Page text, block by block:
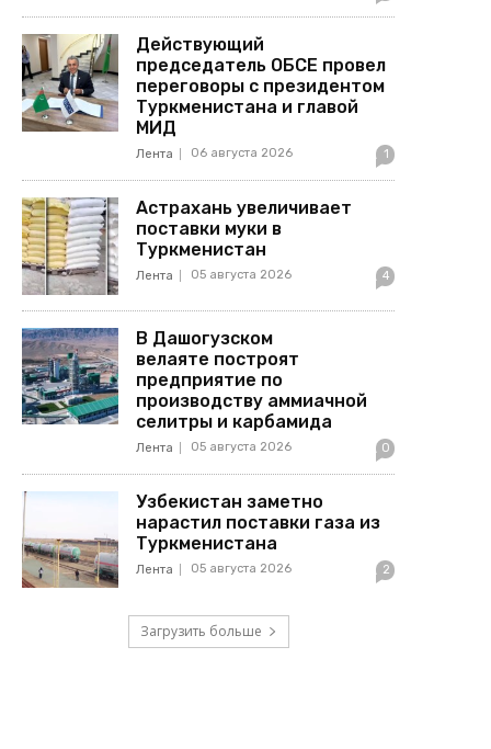
Действующий
председатель ОБСЕ провел
переговоры с президентом
Туркменистана и главой
МИД
Лента 06 августа 2026 1
Астрахань увеличивает
поставки муки в
Туркменистан
Лента 05 августа 2026 4
В Дашогузском
велаяте построят
предприятие по
производству аммиачной
селитры и карбамида
Лента 05 августа 2026 0
Узбекистан заметно
нарастил поставки газа из
Туркменистана
Лента 05 августа 2026 2
Загрузить больше